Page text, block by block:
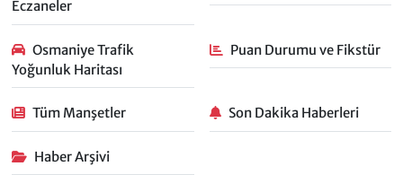
Eczaneler
Osmaniye Trafik
Yoğunluk Haritası
Puan Durumu ve Fikstür
Tüm Manşetler Son Dakika Haberleri
Haber Arşivi